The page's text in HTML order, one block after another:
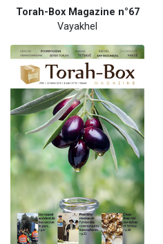
Torah-Box Magazine n°67
Vayakhel